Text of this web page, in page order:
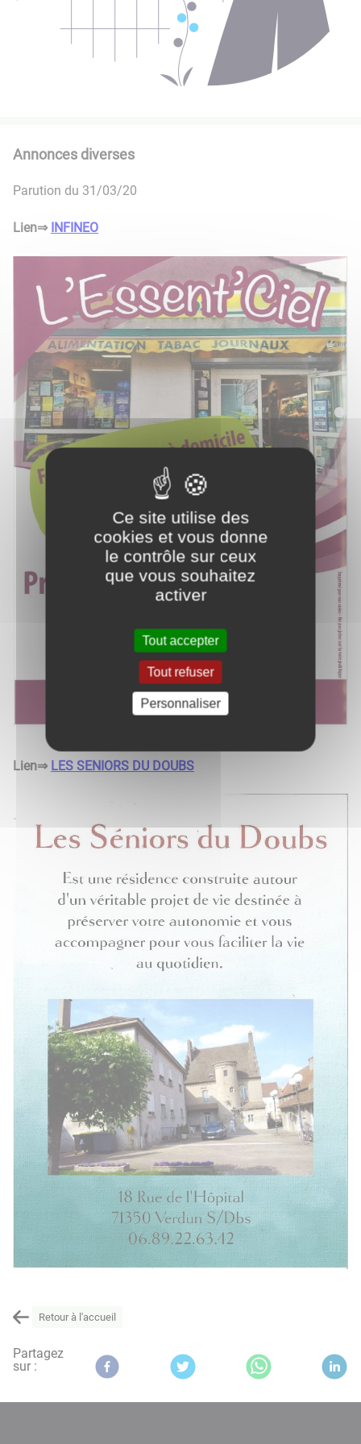
Annonces diverses
Parution du 31/03/20
Lien⇒ INFINEO
Lien⇒ LES SENIORS DU DOUBS
Retour à l'accueil
Partagez
sur :
Ce site utilise des
cookies et vous donne
le contrôle sur ceux
que vous souhaitez
activer
Tout accepter
Tout refuser
Personnaliser